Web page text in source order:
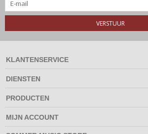
VERSTUUR
KLANTENSERVICE
DIENSTEN
PRODUCTEN
MIJN ACCOUNT